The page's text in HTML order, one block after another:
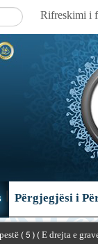
| Përgjegjësi i
e grave në